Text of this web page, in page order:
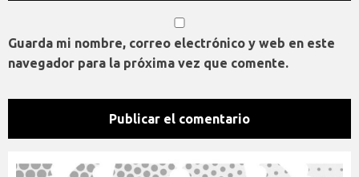
Guarda mi nombre, correo electrónico y web en este
navegador para la próxima vez que comente.